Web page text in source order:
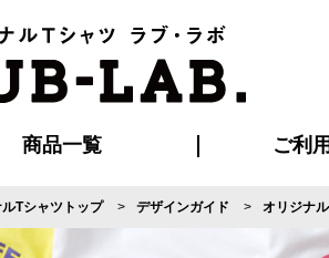
商品一覧
Tシャツ ポ
ブルゾン・コート セットア
ハッピ キャッ
ご利
ご利
はじ
再注
お支払い
割引ま
発送・特急
版の保管
マイページ
よく
Tシャツトップ デザインガイド オリジナ